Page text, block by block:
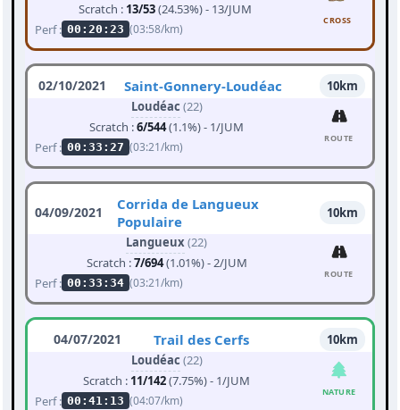
Scratch : 13/53(24.53%) - 13/JUM
Perf : 00:20:23 (03:58/km)
CROSS
02/10/2021 Saint-Gonnery-Loudéac
10km
Loudéac (22)
Scratch :6/544(1.1%) - 1/JUM
Perf : 00:33:27 (03:21/km)
ROUTE
04/09/2021
Corrida de Langueux
Populaire
10km
Langueux(22)
Scratch :7/694(1.01%) - 2/JUM
Perf : 00:33:34 (03:21/km)
ROUTE
04/07/2021 Trail des Cerfs
10km
Loudéac (22)
Scratch : 11/142(7.75%) - 1/JUM
Perf : 00:41:13 (04:07/km)
NATURE